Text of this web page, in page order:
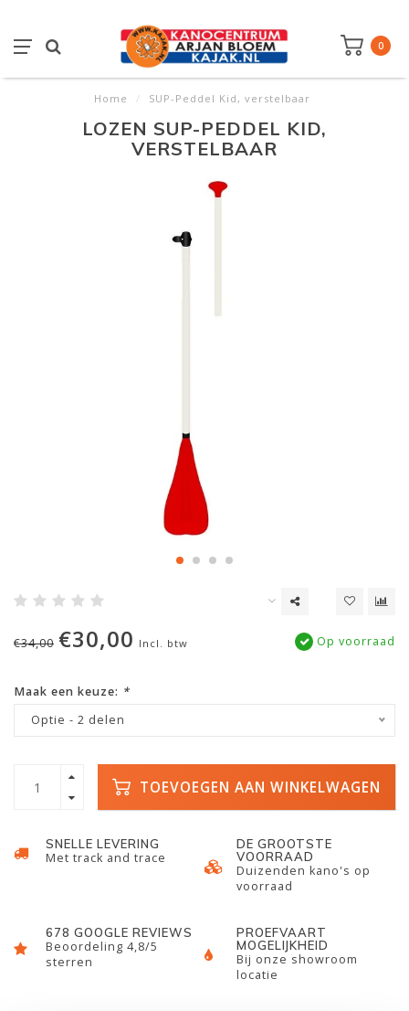
0
Home / SUP-Peddel Kid, verstelbaar
LOZEN SUP-PEDDEL KID,
VERSTELBAAR
€34,00 €30,00 Incl. btw Op voorraad
Maak een keuze: *
Optie - 2 delen
TOEVOEGEN AAN WINKELWAGEN
SNELLE LEVERING
Met track and trace
DE GROOTSTE
VOORRAAD
Duizenden kano's op
voorraad
678 GOOGLE REVIEWS
Beoordeling 4,8/5
sterren
PROEFVAART
MOGELIJKHEID
Bij onze showroom
locatie